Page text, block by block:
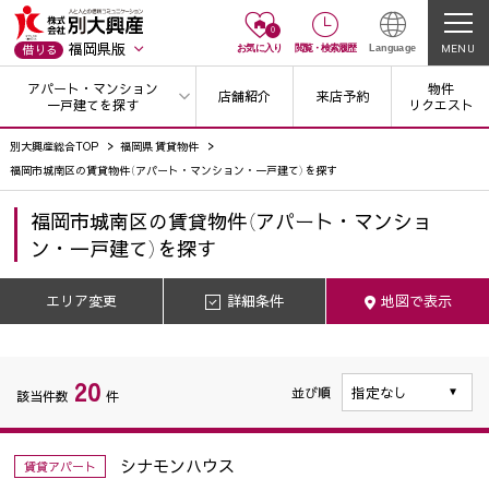
借りる 福岡県版
0
お気に入り 閲覧・ 検索履歴 Language MENU
アパート・マンション
一戸建てを探す
店舗紹介 来店予約
物件
リクエスト
別大興産総合TOP
福岡県 賃貸物件
福岡市城南区の賃貸物件（アパート・マンション・一戸建て）を探す
エリア変更 詳細条件 地図で表示
福岡市城南区の賃貸物件（アパート・マンショ
ン・一戸建て）を探す
該当件数 20 件 並び順
賃貸アパート シナモンハウス